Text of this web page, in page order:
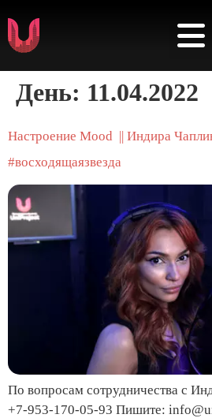
День: 11.04.2022
Настроение Mood || Индира
#восходящаязвезда
По вопросам сотрудничества с
+7-953-170-05-93 Пишите: